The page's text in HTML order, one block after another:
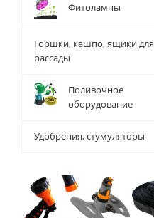
Фитолампы
Горшки, кашпо, ящики для
рассады
Поливочное
оборудование
Удобрения, стумуляторы